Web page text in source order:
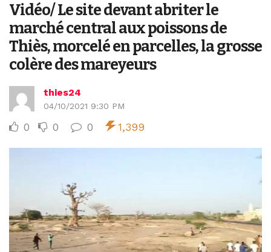
Vidéo/ Le site devant abriter le
marché central aux poissons de
Thiès, morcelé en parcelles, la grosse
colère des mareyeurs
thies24
04/10/2021 9:30 PM
0 0 0 1,399